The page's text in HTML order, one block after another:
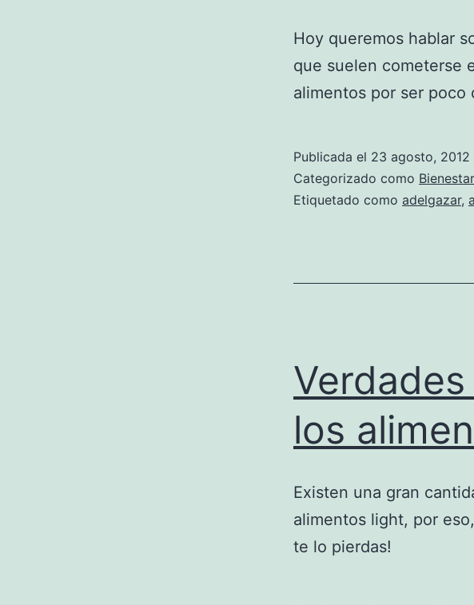
Hoy queremos hablar
que suelen cometerse
alimentos por ser poco
Publicada el 23 agosto, 2012
Categorizado como Bienestar
Etiquetado como adelgazar,
los
Existen una gran
alimentos light, por
te lo pierdas!